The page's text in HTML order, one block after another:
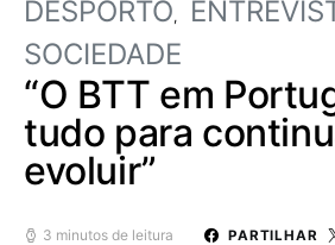
DESPORTO
SOCIEDADE
“O BTT em
tudo para
evoluir”
3 minutos de leitura PARTILHAR